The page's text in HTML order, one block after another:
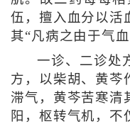
伍，擅入血分以活
其“凡病之由于气
一诊、二诊处
方，以柴胡、黄芩
滞气，黄芩苦寒清
阳，枢转气机，不